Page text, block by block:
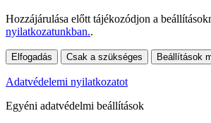
Hozzájárulása előtt tájékozódjon a
nyilatkozatunkban..
Elfogadás Csak a szükséges Beállítások
Adatvédelemi nyilatkozatot
Egyéni adatvédelmi beállítások